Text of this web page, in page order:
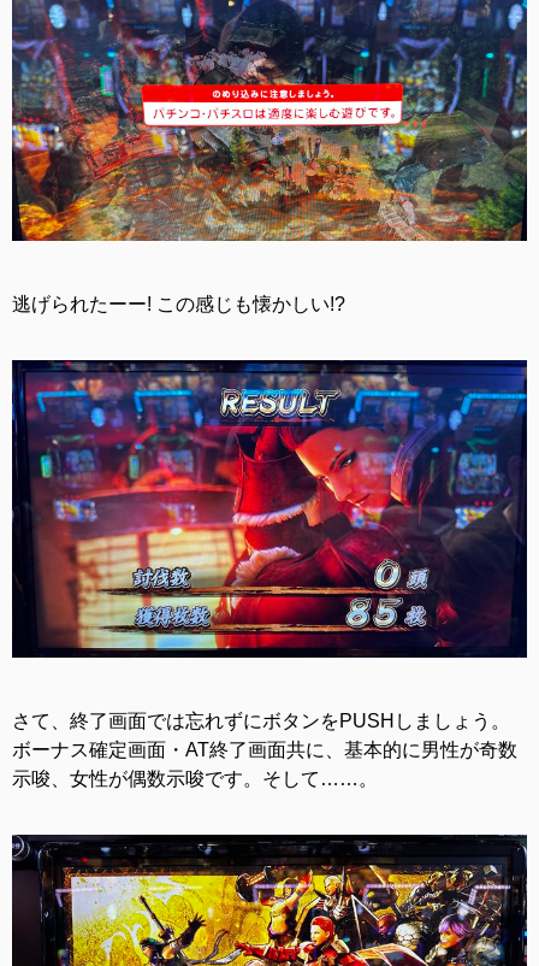
逃げられたーー! この感じも懐かしい!?
さて、終了画面では忘れずにボタンをPUSHしましょう。
ボーナス確定画面・AT終了画面共に、基本的に男性が奇数
示唆、女性が偶数示唆です。そして……。